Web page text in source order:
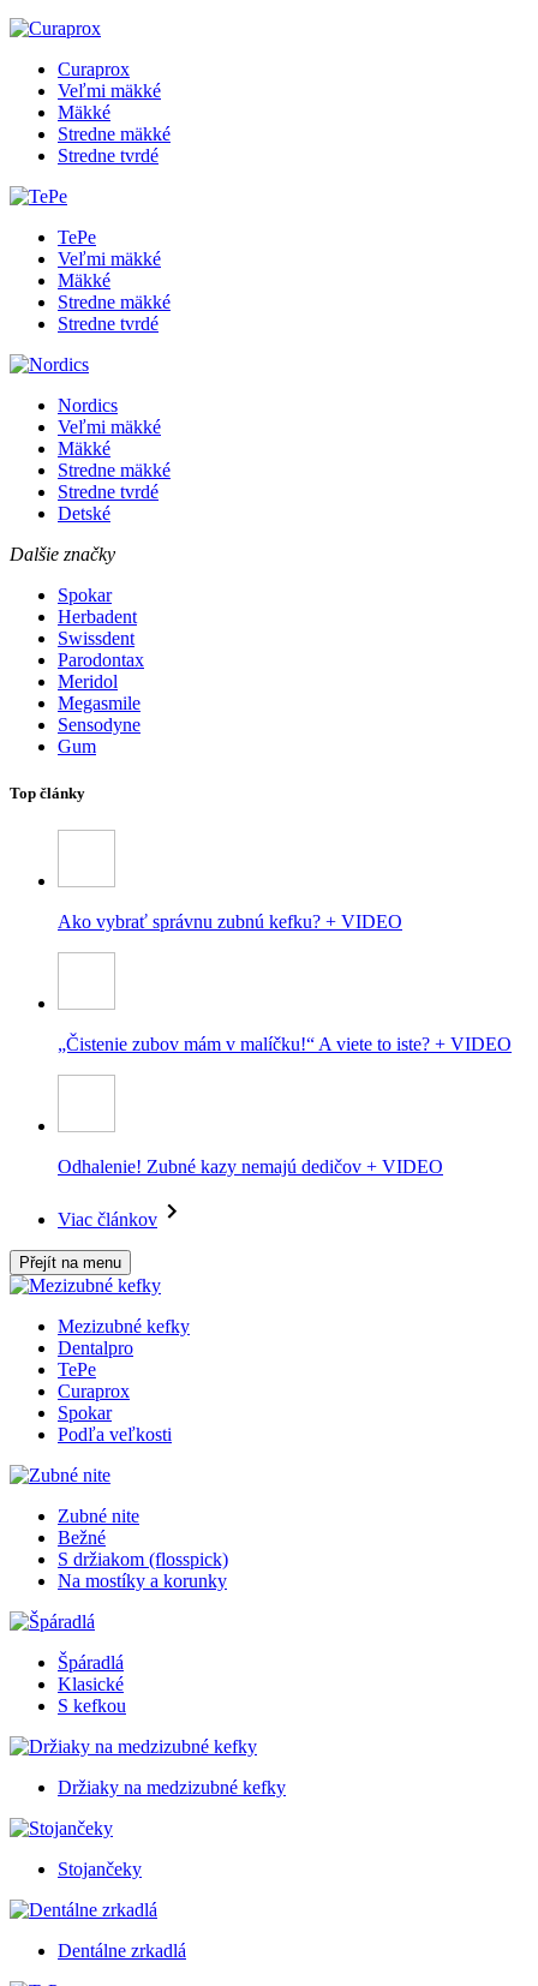
Curaprox
Veľmi mäkké
Mäkké
Stredne mäkké
Stredne tvrdé
TePe
Veľmi mäkké
Mäkké
Stredne mäkké
Stredne tvrdé
Nordics
Veľmi mäkké
Mäkké
Stredne mäkké
Stredne tvrdé
Detské
Dalšie značky
Spokar
Herbadent
Swissdent
Parodontax
Meridol
Megasmile
Sensodyne
Gum
Top články
Ako vybrať správnu zubnú kefku? + VIDEO
„Čistenie zubov mám v malíčku!“ A viete to iste? + VIDEO
Odhalenie! Zubné kazy nemajú dedičov + VIDEO
Viac článkov
Přejít na menu
Mezizubné kefky
Dentalpro
TePe
Curaprox
Spokar
Podľa veľkosti
Zubné nite
Bežné
S držiakom (flosspick)
Na mostíky a korunky
Špáradlá
Klasické
S kefkou
Držiaky na medzizubné kefky
Stojančeky
Dentálne zrkadlá